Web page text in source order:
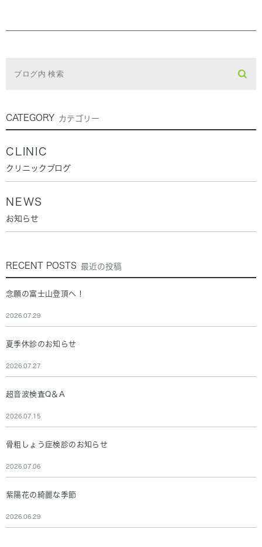
CATEGORY カテゴリー
CLINIC
クリニックブログ
NEWS
お知らせ
RECENT POSTS 最近の投稿
念願の富士山登頂へ！
2026.07.29
夏季休診のお知らせ
2026.07.27
超音波検査Q＆A
2026.07.15
骨粗しょう症検診のお知らせ
2026.07.06
紫陽花の綺麗な季節
2026.06.29